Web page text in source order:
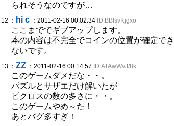
られそうなのですが…
12 ： hi c ：2011-02-16 00:02:34 ID:BBlsvKjgxo
ここまででギブアップします。
本の内容は不完全でコインの位置が確定でき
ないです。
13 ： ZZ ：2011-02-16 00:14:57 ID:ATAwWvJ/8k
このゲームダメだな・・。
パズルとサザエだけ解いたが
ピクロスの数の多さに・・。
このゲームやめ～た！
あとバグ多すぎ！